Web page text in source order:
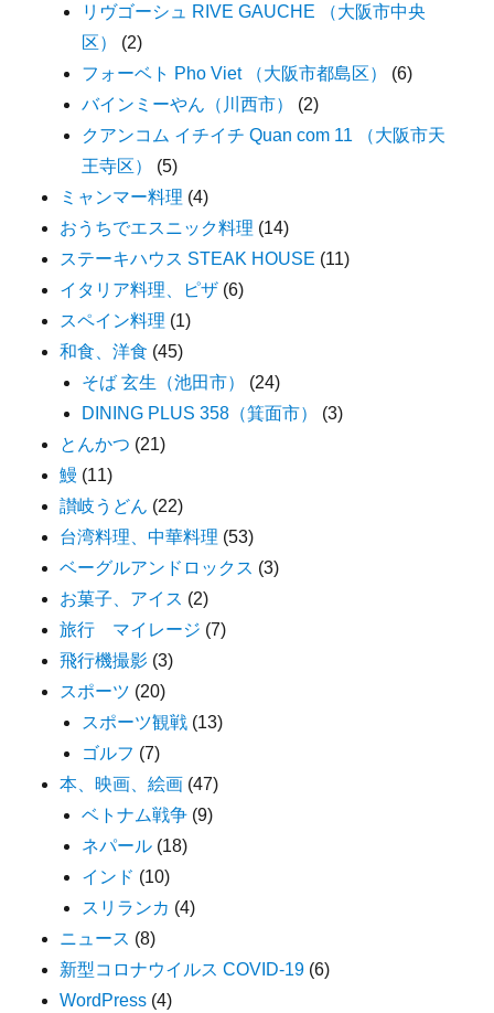
リヴゴーシュ RIVE GAUCHE （大阪市中央
区）
(2)
フォーベト Pho Viet （大阪市都島区）
(6)
バインミーやん（川西市）
(2)
クアンコム イチイチ Quan com 11 （大阪市天
王寺区）
(5)
ミャンマー料理 (4)
おうちでエスニック料理 (14)
ステーキハウス STEAK HOUSE (11)
イタリア料理、ピザ (6)
スペイン料理 (1)
和食、洋食 (45)
そば 玄生（池田市）
(24)
DINING PLUS 358（箕面市）
(3)
とんかつ (21)
鰻 (11)
讃岐うどん (22)
台湾料理、中華料理 (53)
ベーグルアンドロックス (3)
お菓子、アイス (2)
旅行 マイレージ (7)
飛行機撮影 (3)
スポーツ (20)
スポーツ観戦 (13)
ゴルフ (7)
本、映画、絵画 (47)
ベトナム戦争 (9)
ネパール (18)
インド (10)
スリランカ (4)
ニュース (8)
新型コロナウイルス COVID-19 (6)
WordPress (4)